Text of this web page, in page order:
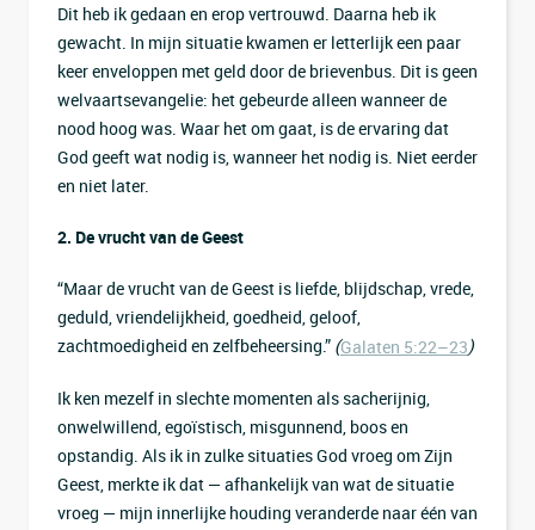
Dit heb ik gedaan en erop vertrouwd. Daarna heb ik
gewacht. In mijn situatie kwamen er letterlijk een paar
keer enveloppen met geld door de brievenbus. Dit is geen
welvaartsevangelie: het gebeurde alleen wanneer de
nood hoog was. Waar het om gaat, is de ervaring dat
God geeft wat nodig is, wanneer het nodig is. Niet eerder
en niet later.
2. De vrucht van de Geest
“Maar de vrucht van de Geest is liefde, blijdschap, vrede,
geduld, vriendelijkheid, goedheid, geloof,
zachtmoedigheid en zelfbeheersing.” (Galaten 5:22–23)
Ik ken mezelf in slechte momenten als sacherijnig,
onwelwillend, egoïstisch, misgunnend, boos en
opstandig. Als ik in zulke situaties God vroeg om Zijn
Geest, merkte ik dat — afhankelijk van wat de situatie
vroeg — mijn innerlijke houding veranderde naar één van